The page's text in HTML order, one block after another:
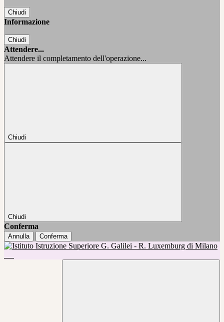
Chiudi
Informazione
Chiudi
Attendere...
Attendere il completamento dell'operazione...
Chiudi
Chiudi
Conferma
Annulla Conferma